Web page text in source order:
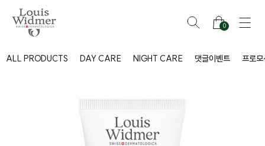
0
ALL PRODUCTS DAY CARE NIGHT CARE 댓글이벤트 프로모